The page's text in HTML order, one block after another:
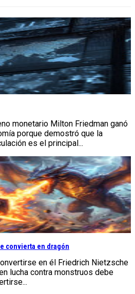
monetario Milton Friedman ganó
porque demostró que la
es el principal...
convierta en dragón
en él Friedrich Nietzsche
lucha contra monstruos debe